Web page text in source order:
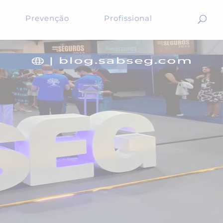
Prevenção Profissional